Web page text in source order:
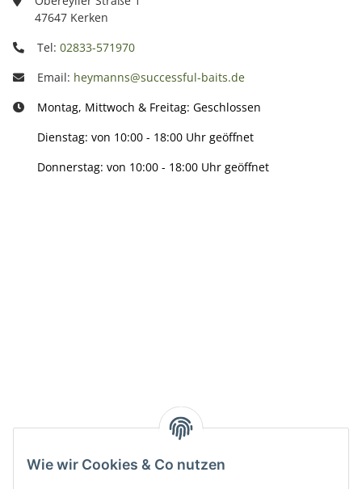
Wie wir Cookies & Co nutzen
47647 Kerken
Tel: 02833-571970
Email: heymanns@successful-baits.de
Montag, Mittwoch & Freitag: Geschlossen
Dienstag: von 10:00 - 18:00 Uhr geöffnet
Donnerstag: von 10:00 - 18:00 Uhr geöffnet